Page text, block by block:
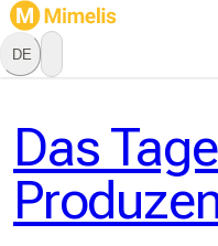
DE
Das